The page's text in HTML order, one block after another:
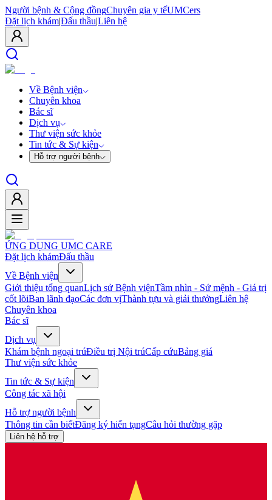
Người bệnh & Cộng đồngChuyên gia y tếUMCers
Đặt lịch khám|Đấu thầu|Liên hệ
Về Bệnh viện
Chuyên khoa
Bác sĩ
Dịch vụ
Thư viện sức khỏe
Tin tức & Sự kiện
Hỗ trợ người bệnh
ỨNG DỤNG UMC CARE
Đặt lịch khámĐấu thầu
Về Bệnh viện
Giới thiệu tổng quanLịch sử Bệnh việnTầm nhìn - Sứ mệnh - Giá trị
cốt lõiBan lãnh đạoCác đơn vịThành tựu và giải thưởngLiên hệ
Chuyên khoa
Bác sĩ
Dịch vụ
Khám bệnh ngoại trúĐiều trị Nội trúCấp cứuBảng giá
Thư viện sức khỏe
Tin tức & Sự kiện
Công tác xã hội
Hỗ trợ người bệnh
Thông tin cần biếtĐăng ký hiến tạngCâu hỏi thường gặp
Liên hệ hỗ trợ